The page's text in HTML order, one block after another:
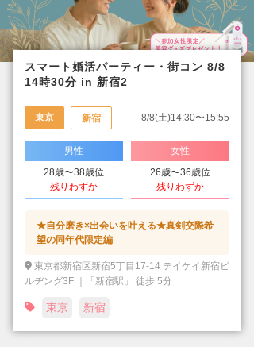
スマート婚活パーティー・街コン 8/8
14時30分 in 新宿2
東京 新宿 8/8(土)14:30〜15:55
男性
28歳〜38歳位
残りわずか
女性
26歳〜36歳位
残りわずか
★自分磨き×出会いを叶える★真剣交際希
望の同年代限定編
東京都新宿区新宿5丁目17-14 テイケイ新宿ビ
ルヂング3F ｜「新宿駅」 徒歩 5分
東京 新宿